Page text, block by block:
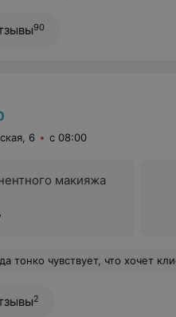
90
6 с 08:00
макияжа
что хочет клиент и идеально это воплощает. На маникюр всегда прихожу с
2